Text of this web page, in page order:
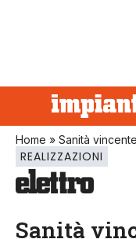
Home » Sanità
REALIZZAZIONI
Sanità